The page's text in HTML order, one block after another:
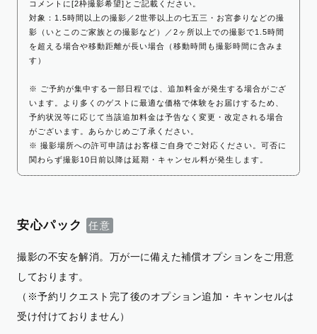
コメントに[2枠撮影希望]とご記載ください。
対象：1.5時間以上の撮影／2世帯以上の七五三・お宮参りなどの撮
影（いとこのご家族との撮影など）／2ヶ所以上での撮影で1.5時間
を超える場合や移動距離が長い場合（移動時間も撮影時間に含みま
す）
※ ご予約が集中する一部日程では、追加料金が発生する場合がござ
います。より多くのゲストに最適な価格で体験をお届けするため、
予約状況等に応じて当該追加料金は予告なく変更・改定される場合
がございます。あらかじめご了承ください。
※ 撮影場所への許可申請はお客様ご自身でご対応ください。可否に
関わらず撮影10日前以降は延期・キャンセル料が発生します。
安心パック
撮影の不安を解消。万が一に備えた補償オプションをご用意
しております。
（※予約リクエスト完了後のオプション追加・キャンセルは
受け付けておりません）